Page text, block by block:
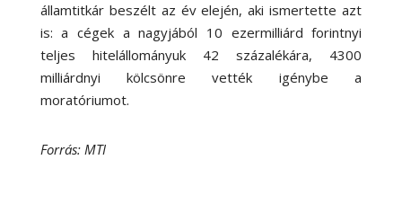
államtitkár beszélt az év elején, aki ismertette azt
is: a cégek a nagyjából 10 ezermilliárd forintnyi
teljes hitelállományuk 42 százalékára, 4300
milliárdnyi kölcsönre vették igénybe a
moratóriumot.
Forrás: MTI